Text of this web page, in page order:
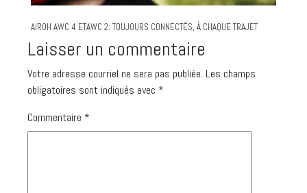
AIROH AWC 4 ETAWC 2: TOUJOURS CONNECTÉS, À CHAQUE TRAJET
Laisser un commentaire
Votre adresse courriel ne sera pas publiée. Les champs
obligatoires sont indiqués avec *
Commentaire *